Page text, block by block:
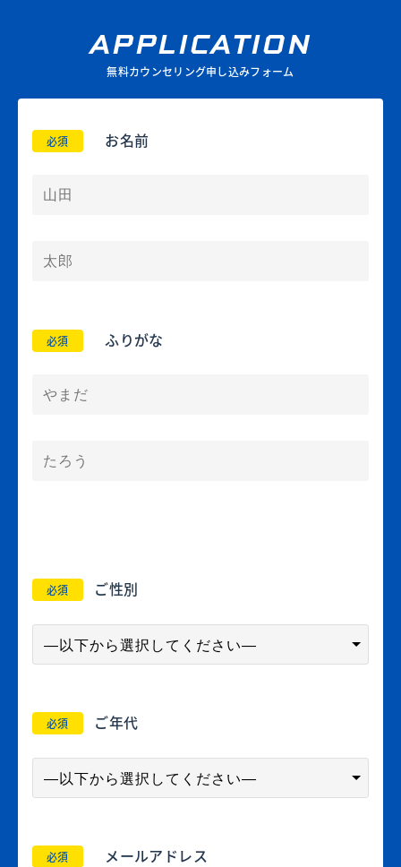
APPLICATION
無料カウンセリング申し込みフォーム
必須 お名前
必須 ふりがな
必須 ご性別
必須 ご年代
必須 メールアドレス